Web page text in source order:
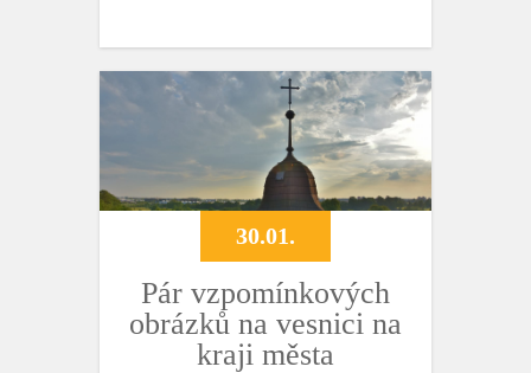
e
r
30.01.
Pár vzpomínkových
obrázků na vesnici na
kraji města